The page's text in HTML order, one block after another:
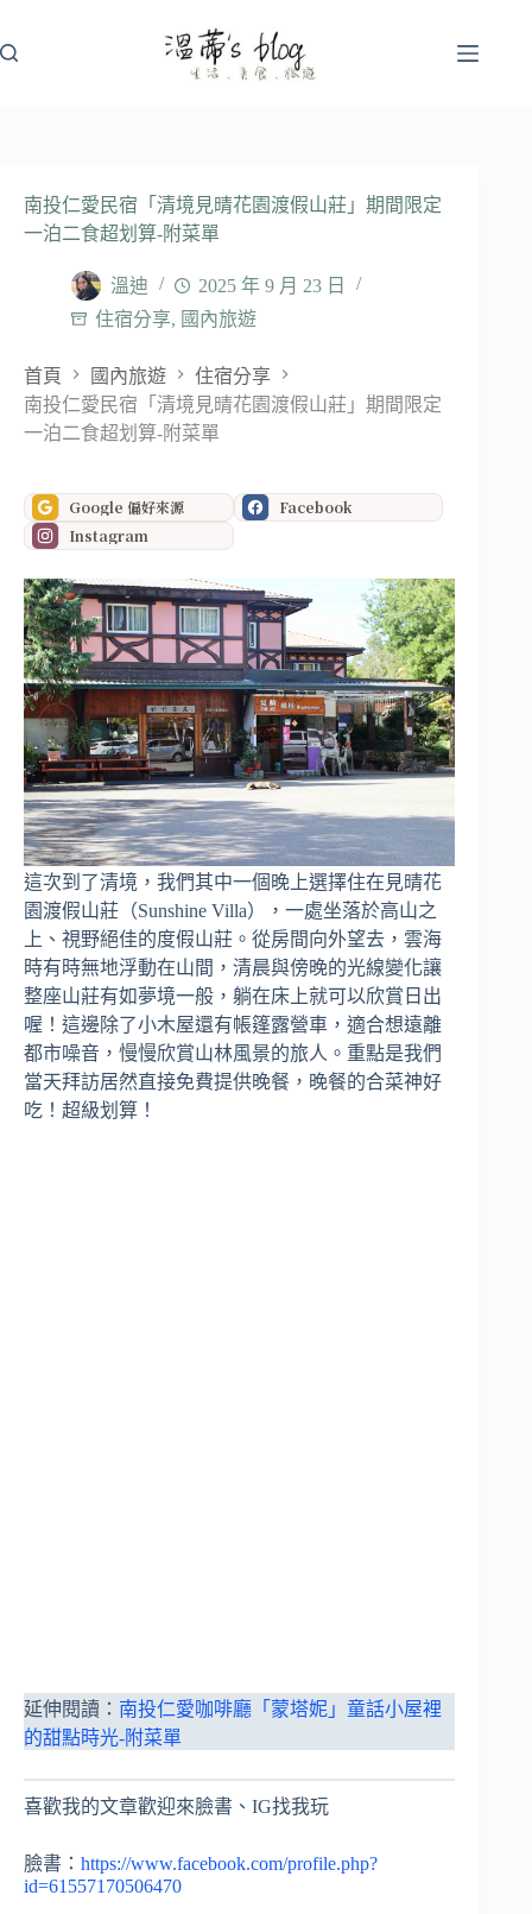
至
南投仁愛民宿「清境見晴花園渡假山莊」期間限定
一泊二食超划算-附菜單
溫迪
2025 年 9 月 23 日
住宿分享, 國內旅遊
首頁 國內旅遊
住宿分享
南投仁愛民宿「清境見晴花園渡假山莊」期間限定
一泊二食超划算-附菜單
Google 偏好來源
Facebook
Instagram
這次到了清境，我們其中一個晚上選擇住在見晴花
園渡假山莊（Sunshine Villa），一處坐落於高山之
上、視野絕佳的度假山莊。從房間向外望去，雲海
時有時無地浮動在山間，清晨與傍晚的光線變化讓
整座山莊有如夢境一般，躺在床上就可以欣賞日出
喔！這邊除了小木屋還有帳篷露營車，適合想遠離
都市噪音，慢慢欣賞山林風景的旅人。重點是我們
當天拜訪居然直接免費提供晚餐，晚餐的合菜神好
吃！超級划算！
延伸閱讀： 南投仁愛咖啡廳「蒙塔妮」童話小屋裡
的甜點時光-附菜單
喜歡我的文章歡迎來臉書、IG找我玩
臉書： https://www.facebook.com/profile.php?
id=61557170506470